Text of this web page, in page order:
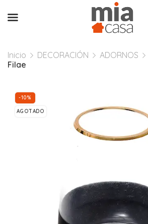
Inicio DECORACIÓN ADORNOS
Filae
-10%
AGOTADO